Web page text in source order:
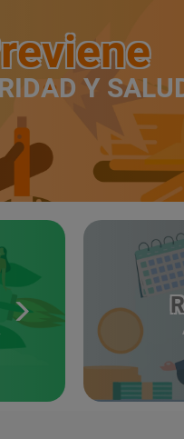
Y